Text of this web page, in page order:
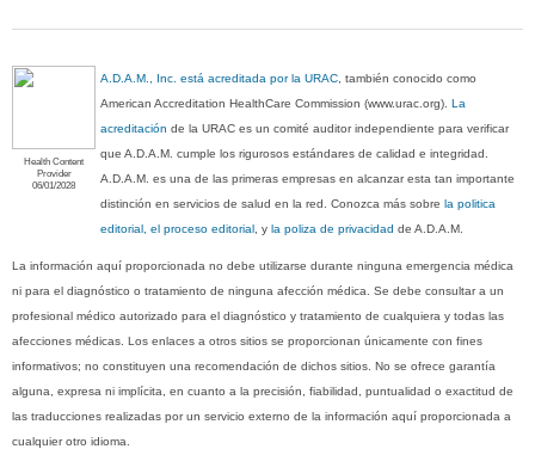
Health Content
Provider
06/01/2028
A.D.A.M., Inc. está acreditada por la URAC , también conocido como
American Accreditation HealthCare Commission (www.urac.org).La
acreditación de la URAC es un comité auditor independiente para verificar
que A.D.A.M. cumple los rigurosos estándares de calidad e integridad.
A.D.A.M. es una de las primeras empresas en alcanzar esta tan importante
distinción en servicios de salud en la red. Conozca más sobrela politica
editorial, el proceso editorial , yla poliza de privacidad de A.D.A.M.
La información aquí proporcionada no debe utilizarse durante ninguna emergencia médica
ni para el diagnóstico o tratamiento de ninguna afección médica. Se debe consultar a un
profesional médico autorizado para el diagnóstico y tratamiento de cualquiera y todas las
afecciones médicas. Los enlaces a otros sitios se proporcionan únicamente con fines
informativos; no constituyen una recomendación de dichos sitios. No se ofrece garantía
alguna, expresa ni implícita, en cuanto a la precisión, fiabilidad, puntualidad o exactitud de
las traducciones realizadas por un servicio externo de la información aquí proporcionada a
cualquier otro idioma.